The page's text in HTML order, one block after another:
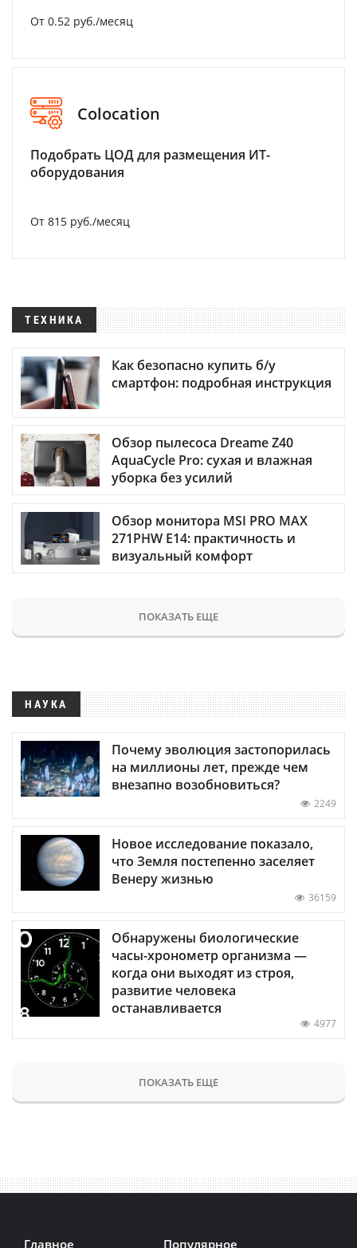
От 0.52 руб./месяц
Colocation
Подобрать ЦОД для размещения ИТ-
оборудования
От 815 руб./месяц
ТЕХНИКА
Как безопасно купить б/у
смартфон: подробная инструкция
Обзор пылесоса Dreame Z40
AquaCycle Pro: сухая и влажная
уборка без усилий
Обзор монитора MSI PRO MAX
271PHW E14: практичность и
визуальный комфорт
ПОКАЗАТЬ ЕЩЕ
НАУКА
Почему эволюция застопорилась
на миллионы лет, прежде чем
внезапно возобновиться?
2249
Новое исследование показало,
что Земля постепенно заселяет
Венеру жизнью
36159
Обнаружены биологические
часы-хронометр организма —
когда они выходят из строя,
развитие человека
останавливается
4977
ПОКАЗАТЬ ЕЩЕ
Главное Популярное